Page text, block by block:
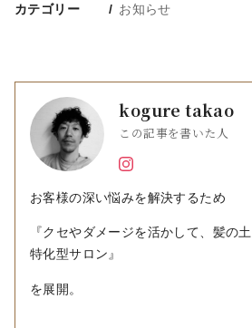
カテゴリー お知らせ
kogure takao
この記事を書いた人
お客様の深い悩みを解決するため
『クセやダメージを活かして、髪の
特化型サロン』
を展開。